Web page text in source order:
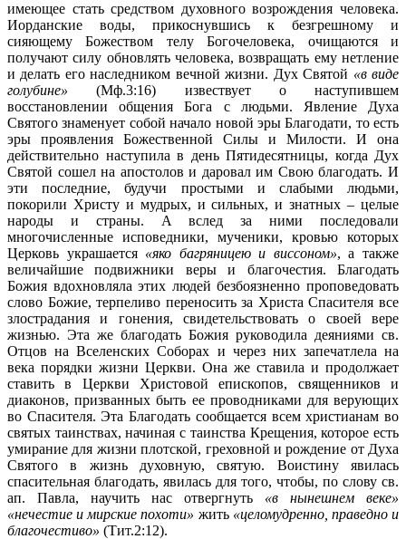
имеющее стать средством духовного возрождения человека.
Иорданские воды, прикоснувшись к безгрешному и
сияющему Божеством телу Богочеловека, очищаются и
получают силу обновлять человека, возвращать ему нетление
и делать его наследником вечной жизни. Дух Святой «в виде
голубине» (Мф.3:16) извествует о наступившем
восстановлении общения Бога с людьми. Явление Духа
Святого знаменует собой начало новой эры Благодати, то есть
эры проявления Божественной Силы и Милости. И она
действительно наступила в день Пятидесятницы, когда Дух
Святой сошел на апостолов и даровал им Свою благодать. И
эти последние, будучи простыми и слабыми людьми,
покорили Христу и мудрых, и сильных, и знатных – целые
народы и страны. А вслед за ними последовали
многочисленные исповедники, мученики, кровью которых
Церковь украшается «яко багряницею и виссоном», а также
величайшие подвижники веры и благочестия. Благодать
Божия вдохновляла этих людей безбоязненно проповедовать
слово Божие, терпеливо переносить за Христа Спасителя все
злострадания и гонения, свидетельствовать о своей вере
жизнью. Эта же благодать Божия руководила деяниями св.
Отцов на Вселенских Соборах и через них запечатлела на
века порядки жизни Церкви. Она же ставила и продолжает
ставить в Церкви Христовой епископов, священников и
диаконов, призванных быть ее проводниками для верующих
во Спасителя. Эта Благодать сообщается всем христианам во
святых таинствах, начиная с таинства Крещения, которое есть
умирание для жизни плотской, греховной и рождение от Духа
Святого в жизнь духовную, святую. Воистину явилась
спасительная благодать, явилась для того, чтобы, по слову св.
ап. Павла, научить нас отвергнуть «в нынешнем веке»
«нечестие и мирские похоти» жить «целомудренно, праведно и
благочестиво» (Тит.2:12).